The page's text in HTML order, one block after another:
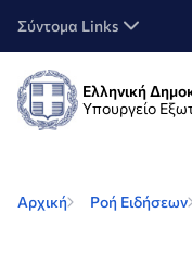
Σύντομα Links
Ελληνική
Υπουργείο
Αρχική Ροή Ειδήσεων